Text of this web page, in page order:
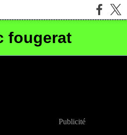
fougerat
Publicité